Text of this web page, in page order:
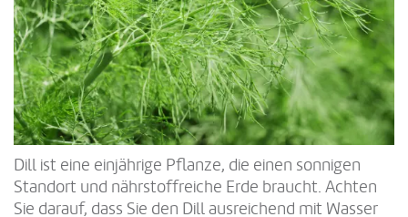
Dill ist eine einjährige Pflanze, die einen sonnigen
Standort und nährstoffreiche Erde braucht. Achten
Sie darauf, dass Sie den Dill ausreichend mit Wasser